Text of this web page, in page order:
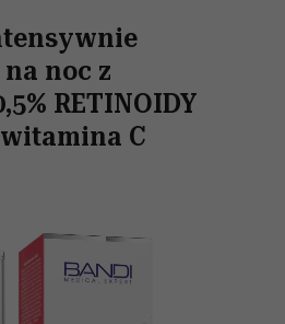
noc z
RETINOIDY
witamina C